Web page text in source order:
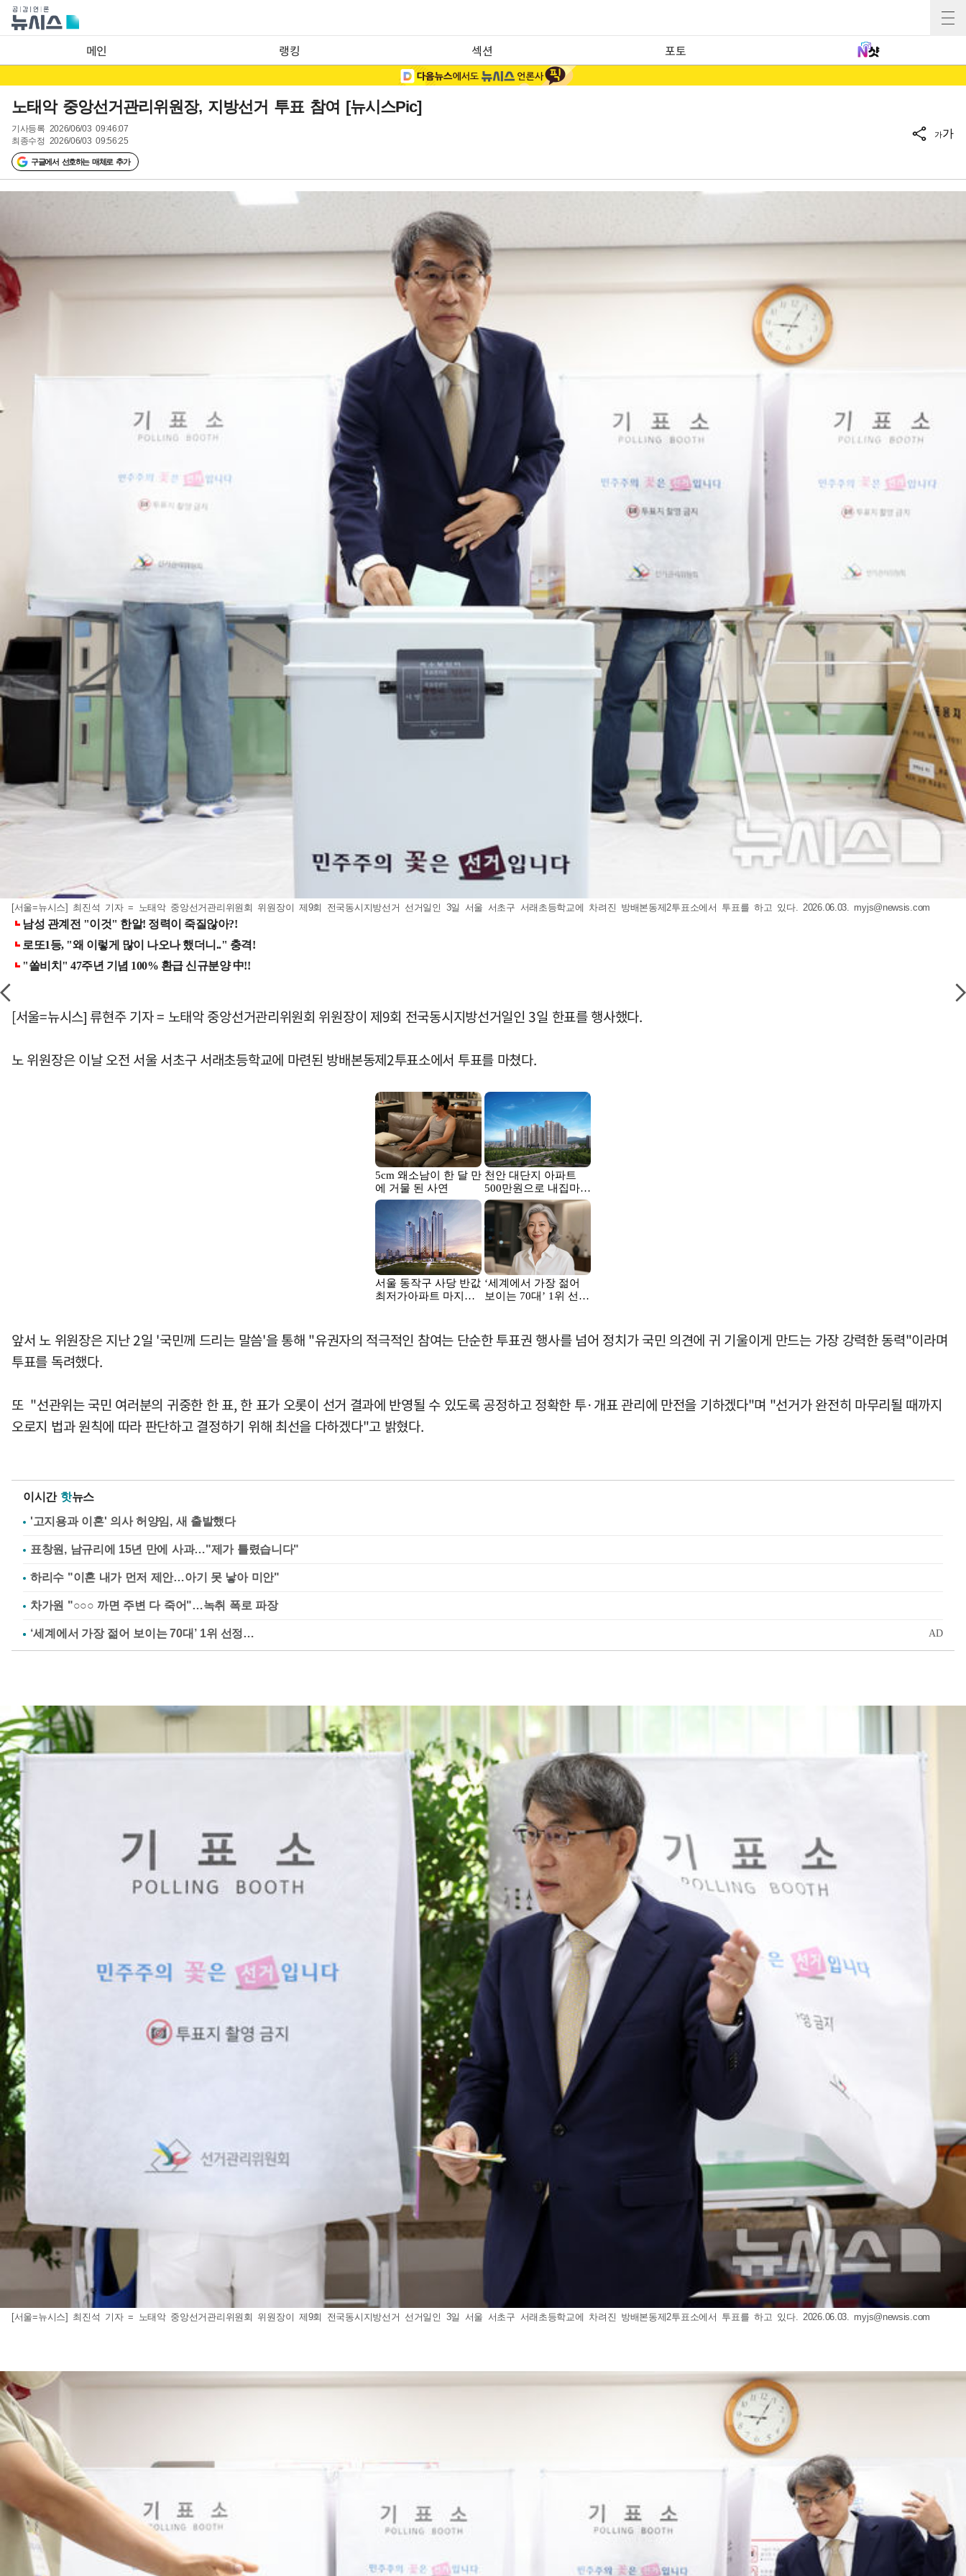
메인 랭킹 섹션 포토
노태악 중앙선거관리위원장, 지방선거 투표 참여 [뉴시스Pic]
기사등록 2026/06/03 09:46:07
최종수정 2026/06/03 09:56:25
구글에서 선호하는 매체로 추가
가가
[서울=뉴시스] 최진석 기자 = 노태악 중앙선거관리위원회 위원장이 제9회 전국동시지방선거 선거일인 3일 서울 서초구 서래초등학교에 차려진 방배본동제2투표소에서 투표를 하고 있다. 2026.06.03. myjs@newsis.com
[서울=뉴시스] 류현주 기자 = 노태악 중앙선거관리위원회 위원장이 제9회 전국동시지방선거일인 3일 한표를 행사했다.
노 위원장은 이날 오전 서울 서초구 서래초등학교에 마련된 방배본동제2투표소에서 투표를 마쳤다.
앞서 노 위원장은 지난 2일 '국민께 드리는 말씀'을 통해 "유권자의 적극적인 참여는 단순한 투표권 행사를 넘어 정치가 국민 의견에 귀 기울이게 만드는 가장 강력한 동력"이라며
투표를 독려했다.
또 "선관위는 국민 여러분의 귀중한 한 표, 한 표가 오롯이 선거 결과에 반영될 수 있도록 공정하고 정확한 투·개표 관리에 만전을 기하겠다"며 "선거가 완전히 마무리될 때까지
오로지 법과 원칙에 따라 판단하고 결정하기 위해 최선을 다하겠다"고 밝혔다.
이시간 핫뉴스
'고지용과 이혼' 의사 허양임, 새 출발했다
표창원, 남규리에 15년 만에 사과…"제가 틀렸습니다"
하리수 "이혼 내가 먼저 제안…아기 못 낳아 미안"
차가원 "○○○ 까면 주변 다 죽어"…녹취 폭로 파장
[서울=뉴시스] 최진석 기자 = 노태악 중앙선거관리위원회 위원장이 제9회 전국동시지방선거 선거일인 3일 서울 서초구 서래초등학교에 차려진 방배본동제2투표소에서 투표를 하고 있다. 2026.06.03. myjs@newsis.com